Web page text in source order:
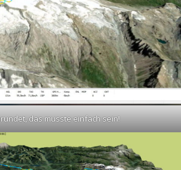
das musste einfach sein!